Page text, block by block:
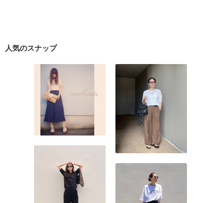
人気のスナップ